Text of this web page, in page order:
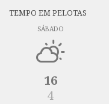
TEMPO EM PELOTAS
SÁBADO
16
4